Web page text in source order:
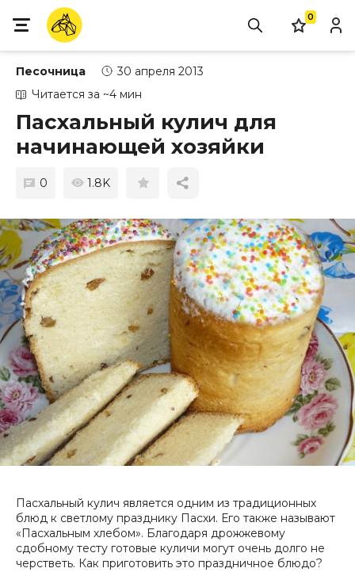
0
Песочница
30 апреля 2013
Читается за ~4 мин
Пасхальный кулич для
начинающей хозяйки
0 1.8K
Пасхальный кулич является одним из традиционных
блюд к светлому празднику Пасхи. Его также называют
«Пасхальным хлебом». Благодаря дрожжевому
сдобному тесту готовые куличи могут очень долго не
черстветь. Как приготовить это праздничное блюдо?